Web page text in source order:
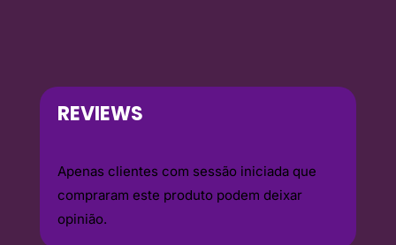
REVIEWS
Apenas clientes com sessão iniciada que
compraram este produto podem deixar
opinião.